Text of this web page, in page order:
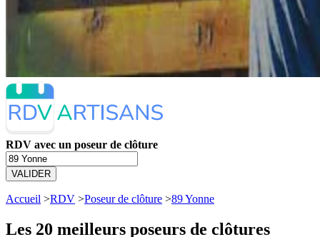
RDV avec un poseur de clôture
VALIDER
Accueil >RDV >Poseur de clôture >89 Yonne
Les 20 meilleurs poseurs de clôtures